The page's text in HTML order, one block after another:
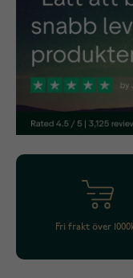
Fri frakt över